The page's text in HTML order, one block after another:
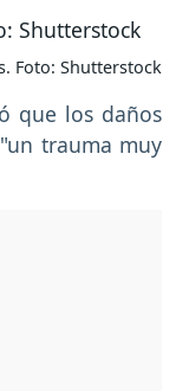
Foto: Shutterstock
que los daños
trauma muy